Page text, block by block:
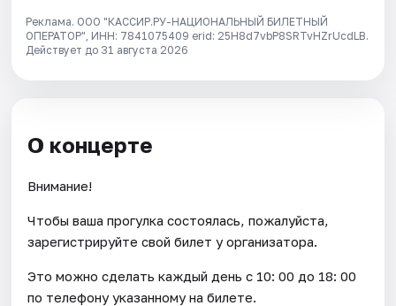
Реклама. ООО "КАССИР.РУ-НАЦИОНАЛЬНЫЙ БИЛЕТНЫЙ
ОПЕРАТОР", ИНН: 7841075409 erid: 25H8d7vbP8SRTvHZrUcdLB.
Действует до 31 августа 2026
О концерте
Внимание!
Чтобы ваша прогулка состоялась, пожалуйста,
зарегистрируйте свой билет у организатора.
Это можно сделать каждый день c 10: 00 до 18: 00
по телефону указанному на билете.